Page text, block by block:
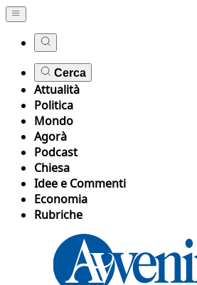
Cerca
Attualità
Politica
Mondo
Agorà
Podcast
Chiesa
Idee e Commenti
Economia
Rubriche